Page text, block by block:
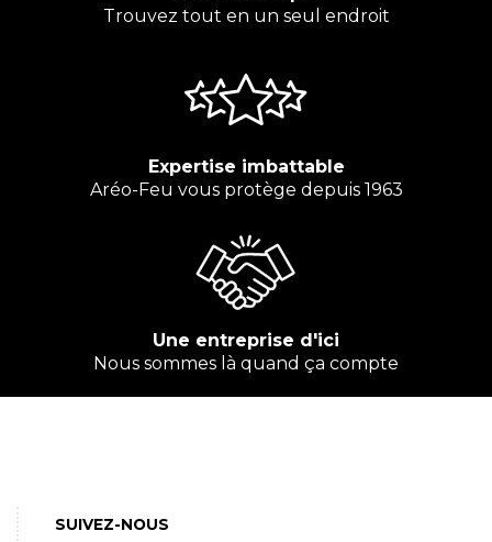
Trouvez tout en un seul endroit
Expertise imbattable
Aréo-Feu vous protège depuis 1963
Une entreprise d'ici
Nous sommes là quand ça compte
SUIVEZ-NOUS